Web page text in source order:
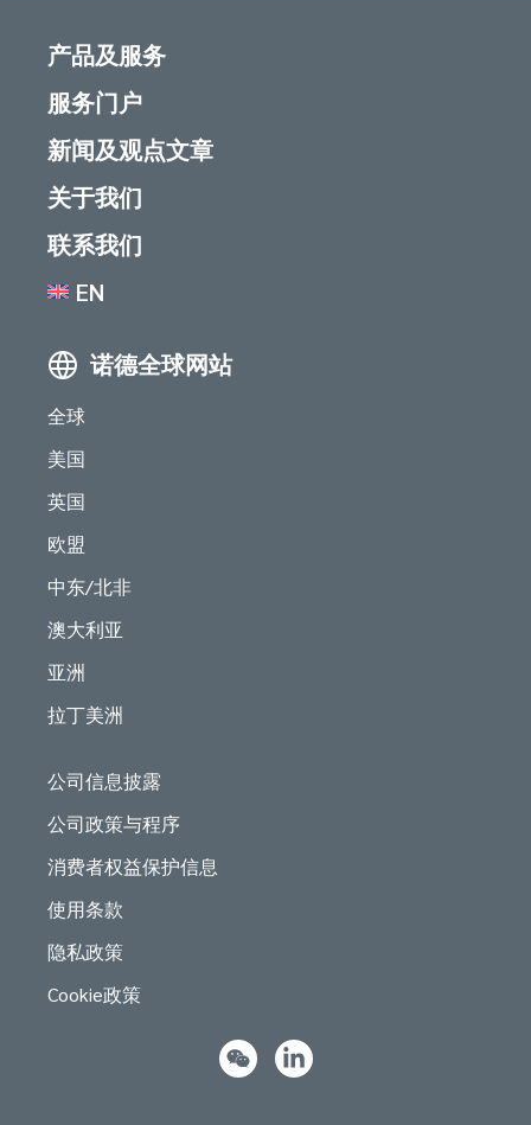
产品及服务
服务门户
新闻及观点文章
关于我们
联系我们
EN
诺德全球网站
全球
美国
英国
欧盟
中东/北非
澳大利亚
亚洲
拉丁美洲
公司信息披露
公司政策与程序
消费者权益保护信息
使用条款
隐私政策
Cookie政策